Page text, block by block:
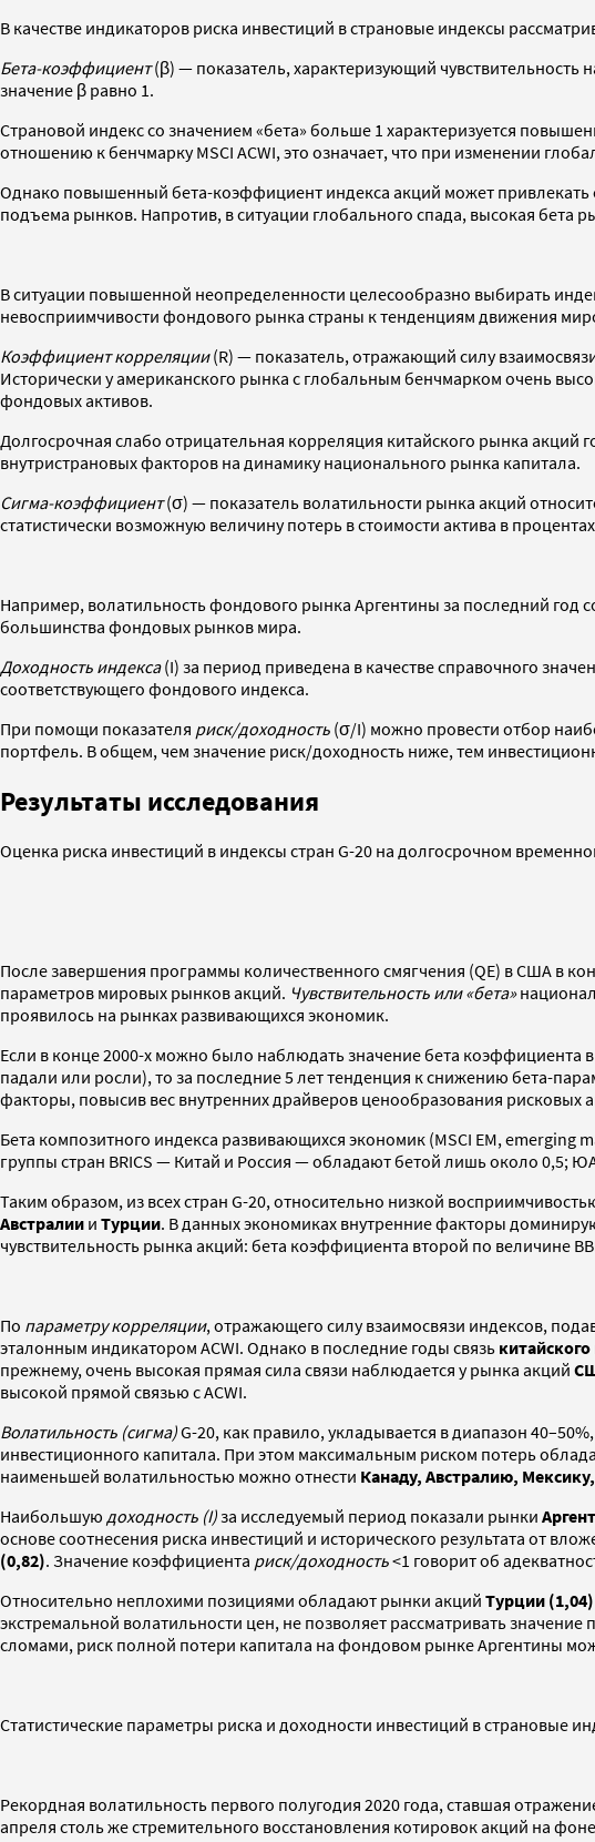
В качестве индикаторов риска инвестиций в страновые индексы
Бета-коэффициент(β) — показатель, характеризующий чувствительность
значение β равно 1.
Страновой индекс со значением «бета» больше 1 характеризуется
отношению к бенчмарку MSCI ACWI, это означает, что при изменении
Однако повышенный бета-коэффициент индекса акций может
подъема рынков. Напротив, в ситуации глобального спада, высокая бета
В ситуации повышенной неопределенности целесообразно выбирать
невосприимчивости фондового рынка страны к тенденциям движения
Коэффициент корреляции(R) — показатель, отражающий силу
Исторически у американского рынка с глобальным бенчмарком очень
фондовых активов.
Долгосрочная слабо отрицательная корреляция китайского рынка
внутристрановых факторов на динамику национального рынка капитала.
Сигма-коэффициент(σ) — показатель волатильности рынка акций
статистически возможную величину потерь в стоимости актива в
Например, волатильность фондового рынка Аргентины за последний год
большинства фондовых рынков мира.
Доходность индекса(I) за период приведена в качестве справочного
соответствующего фондового индекса.
При помощи показателя риск/доходность (σ/I) можно провести отбор
портфель. В общем, чем значение риск/доходность ниже, тем
Результаты исследования
Оценка риска инвестиций в индексы стран G-20 на долгосрочном
После завершения программы количественного смягчения (QE) в США в
параметров мировых рынков акций. Чувствительность или «бета»
проявилось на рынках развивающихся экономик.
Если в конце 2000-х можно было наблюдать значение бета
падали или росли), то за последние 5 лет тенденция к снижению бета-
факторы, повысив вес внутренних драйверов ценообразования рисковых
Бета композитного индекса развивающихся экономик (MSCI EM, emerging
группы стран BRICS — Китай и Россия — обладают бетой лишь около 0,5;
Таким образом, из всех стран G-20, относительно низкой
Австралии и Турции. В данных экономиках внутренние факторы
чувствительность рынка акций: бета коэффициента второй по величине
По параметру корреляции, отражающего силу взаимосвязи индексов,
эталонным индикатором ACWI. Однако в последние годы связь китайского
прежнему, очень высокая прямая сила связи наблюдается у рынка акций
высокой прямой связью с ACWI.
Волатильность (сигма)G-20, как правило, укладывается в диапазон
инвестиционного капитала. При этом максимальным риском потерь
наименьшей волатильностью можно отнести Канаду, Австралию,
Наибольшую доходность (I)за исследуемый период показали рынки
основе соотнесения риска инвестиций и исторического результата от
(0,82). Значение коэффициента риск/доходность<1 говорит об
Относительно неплохими позициями обладают рынки акций Турции (1,04)
экстремальной волатильности цен, не позволяет рассматривать
сломами, риск полной потери капитала на фондовом рынке Аргентины
Статистические параметры риска и доходности инвестиций в страновые
Рекордная волатильность первого полугодия 2020 года, ставшая
апреля столь же стремительного восстановления котировок акций на